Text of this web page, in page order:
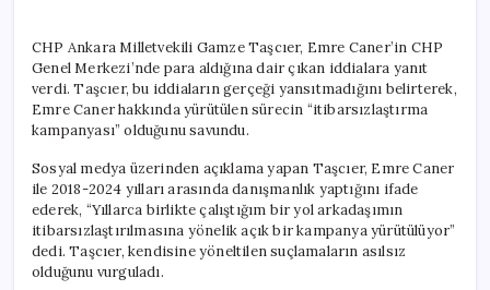
Yönelik
İddialara
Sert
Tepki:
‘Suçlama
için
CHP Ankara Milletvekili Gamze Taşcıer, Emre Caner’in CHP
Genel Merkezi’nde para aldığına dair çıkan iddialara yanıt
verdi. Taşcıer, bu iddiaların gerçeği yansıtmadığını belirterek,
Emre Caner hakkında yürütülen sürecin “itibarsızlaştırma
kampanyası” olduğunu savundu.
Sosyal medya üzerinden açıklama yapan Taşcıer, Emre Caner
ile 2018-2024 yılları arasında danışmanlık yaptığını ifade
ederek, “Yıllarca birlikte çalıştığım bir yol arkadaşımın
itibarsızlaştırılmasına yönelik açık bir kampanya yürütülüyor”
dedi. Taşcıer, kendisine yöneltilen suçlamaların asılsız
olduğunu vurguladı.